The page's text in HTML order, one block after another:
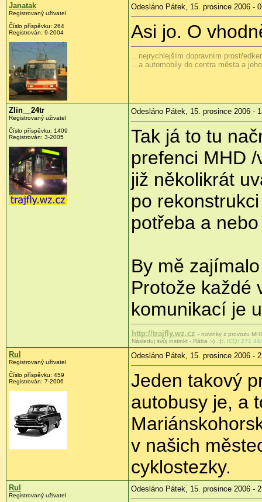
Janatak
Registrovaný uživatel
Číslo příspěvku: 264
Registrován: 9-2004
Odesláno Pátek, 15. prosince 2006 -
Asi jo. O
...nejrychlejším dopravním
...a automobily do centra města a
Zlin__24tr
Registrovaný uživatel
Číslo příspěvku: 1409
Registrován: 3-2005
Odesláno Pátek, 15. prosince 2006 -
Tak já to tu
prefenci MHD
již několikrát
po
potřeba a
By mě
Protože každé
komunikací je
http://trajfly.wz.cz - novinky z provozu
Následuj svůj instinkt - Rába :-) .:|:. ICQ: 271
Rul
Registrovaný uživatel
Číslo příspěvku: 459
Registrován: 7-2006
Odesláno Pátek, 15. prosince 2006 -
Jeden takový
autobusy je, a
v našich
cyklostezky.
Rul
Registrovaný uživatel
Odesláno Pátek, 15. prosince 2006 -